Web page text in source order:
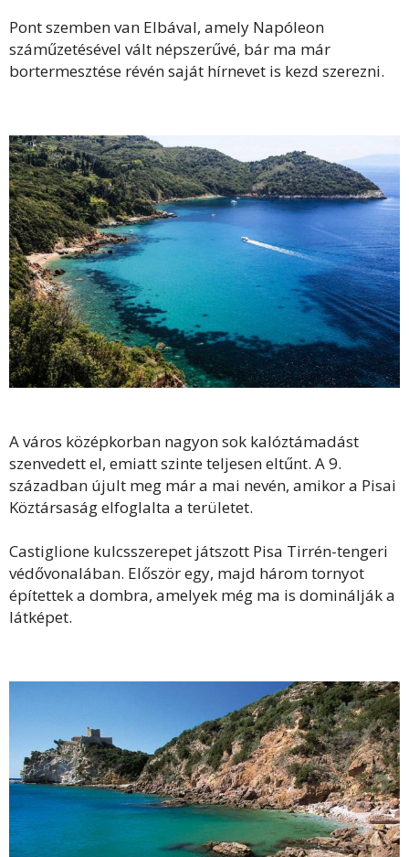
Pont szemben van Elbával, amely Napóleon
száműzetésével vált népszerűvé, bár ma már
bortermesztése révén saját hírnevet is kezd szerezni.
A város középkorban nagyon sok kalóztámadást
szenvedett el, emiatt szinte teljesen eltűnt. A 9.
században újult meg már a mai nevén, amikor a Pisai
Köztársaság elfoglalta a területet.
Castiglione kulcsszerepet játszott Pisa Tirrén-tengeri
védővonalában. Először egy, majd három tornyot
építettek a dombra, amelyek még ma is dominálják a
látképet.